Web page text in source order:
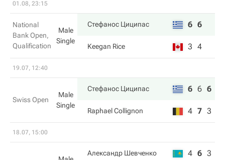
01.08, 23:15
National
Bank Open,
Qualification
Male
Single
Стефанос Циципас 6 6
Keegan Rice 3 4
19.07, 12:40
Swiss Open
Male
Single
Стефанос Циципас 6 6 6
Raphael Collignon 4 7 3
18.07, 15:00
Александр Шевченко 4 6 3